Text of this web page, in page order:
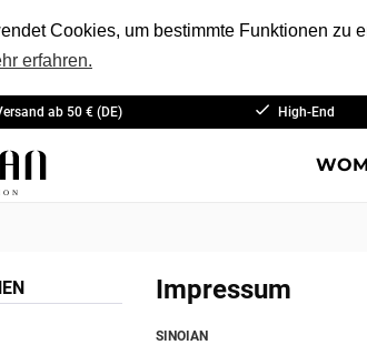
Cookies, um bestimmte Funktionen zu
erfahren.
ab 50 € (DE) High-End
Impressum
SINOIAN